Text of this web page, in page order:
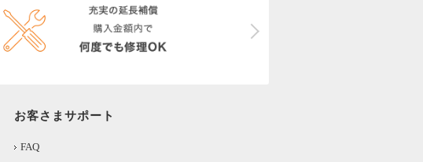
お客さまサポート
FAQ